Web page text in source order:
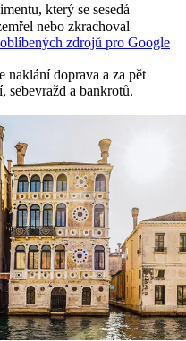
který se sesedá
nebo zkrachoval
zdrojů pro Google
naklání doprava a za pět
sebevražd a bankrotů.